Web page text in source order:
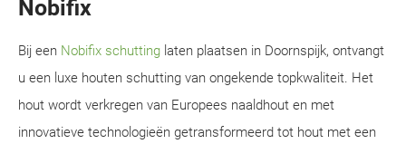
Nobifix
Bij een Nobifix schutting laten plaatsen in Doornspijk, ontvangt
u een luxe houten schutting van ongekende topkwaliteit. Het
hout wordt verkregen van Europees naaldhout en met
innovatieve technologieën getransformeerd tot hout met een